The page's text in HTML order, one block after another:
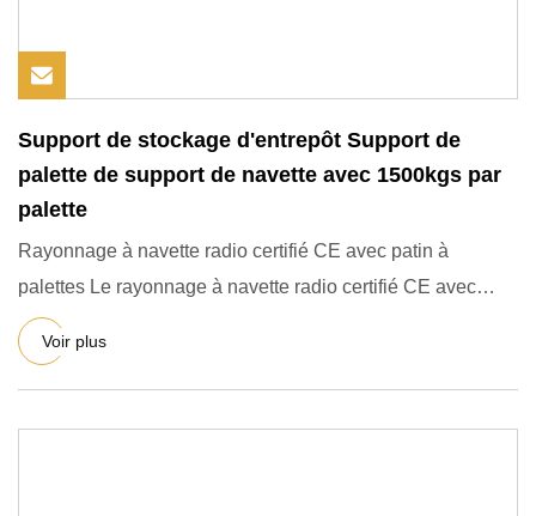
Support de stockage d'entrepôt Support de
palette de support de navette avec 1500kgs par
palette
Rayonnage à navette radio certifié CE avec patin à
palettes Le rayonnage à navette radio certifié CE avec
patin à palet
Voir plus